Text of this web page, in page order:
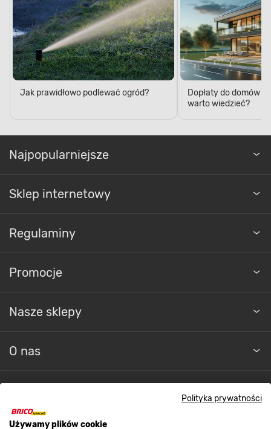
Polityka prywatności
Używamy plików cookie
Jak prawidłowo podlewać ogród?
Dopłaty do domów
warto wiedzieć?
Najpopularniejsze
Sklep internetowy
Regulaminy
Promocje
Nasze sklepy
O nas